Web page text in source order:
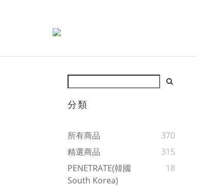
分類
所有商品
370
精選商品
315
PENETRATE(韓國
South Korea)
18